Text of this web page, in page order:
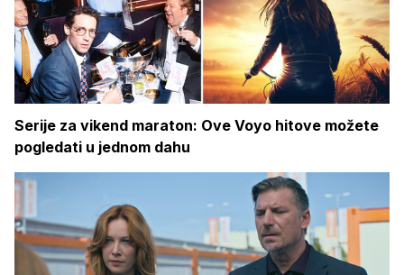
Serije za vikend maraton: Ove Voyo hitove možete
pogledati u jednom dahu